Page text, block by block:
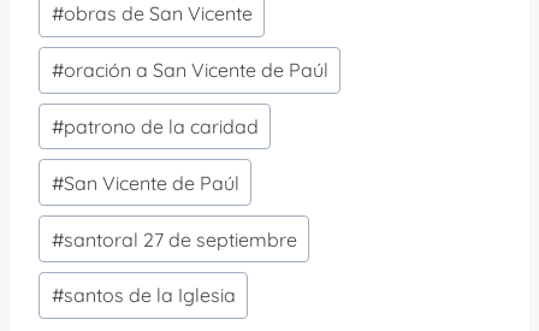
#obras de San Vicente
#oración a San Vicente de Paúl
#patrono de la caridad
#San Vicente de Paúl
#santoral 27 de septiembre
#santos de la Iglesia